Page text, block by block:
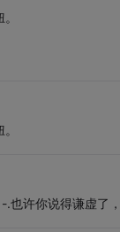
.也许你说得谦虚了